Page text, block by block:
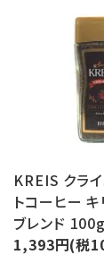
KREIS クラ
トコーヒー
ブレンド
1,393円(税